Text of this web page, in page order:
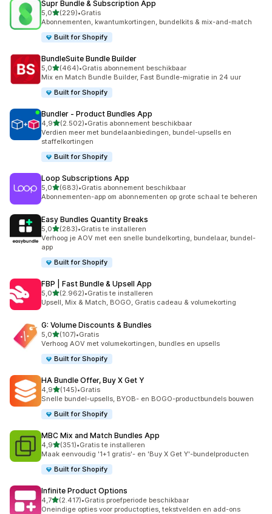
Supr Bundle & Subscription App
5,0van 5 sterren
(229)
229 recensies in totaal
•Gratis
Abonnementen, kwantumkortingen, bundelkits & mix-and-match
Built for Shopify
BundleSuite Bundle Builder
5,0van 5 sterren
(464)
464 recensies in totaal
•Gratis abonnement beschikbaar
Mix en Match Bundle Builder, Fast Bundle-migratie in 24 uur
Built for Shopify
Bundler ‑ Product Bundles App
4,9van 5 sterren
(2.502)
2502 recensies in totaal
•Gratis abonnement beschikbaar
Verdien meer met bundelaanbiedingen, bundel-upsells en
staffelkortingen
Built for Shopify
Loop Subscriptions App
5,0van 5 sterren
(683)
683 recensies in totaal
•Gratis abonnement beschikbaar
Abonnementen-app om abonnementen op grote schaal te beheren
Easy Bundles Quantity Breaks
5,0van 5 sterren
(283)
283 recensies in totaal
•Gratis te installeren
Verhoog je AOV met een snelle bundelkorting, bundelaar, bundel-
app
Built for Shopify
FBP | Fast Bundle & Upsell App
5,0van 5 sterren
(2.962)
2962 recensies in totaal
•Gratis te installeren
Upsell, Mix & Match, BOGO, Gratis cadeau & volumekorting
G: Volume Discounts & Bundles
5,0van 5 sterren
(107)
107 recensies in totaal
•Gratis
Verhoog AOV met volumekortingen, bundles en upsells
Built for Shopify
HA Bundle Offer, Buy X Get Y
4,9van 5 sterren
(145)
145 recensies in totaal
•Gratis
Snelle bundel-upsells, BYOB- en BOGO-productbundels bouwen
Built for Shopify
MBC Mix and Match Bundles App
4,9van 5 sterren
(351)
351 recensies in totaal
•Gratis te installeren
Maak eenvoudig '1+1 gratis'- en 'Buy X Get Y'-bundelproducten
Built for Shopify
Infinite Product Options
4,7van 5 sterren
(2.417)
2417 recensies in totaal
•Gratis proefperiode beschikbaar
Oneindige opties voor productopties, tekstvelden en add-ons